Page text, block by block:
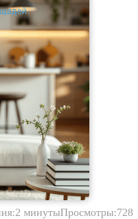
2 минутыПросмотры:728